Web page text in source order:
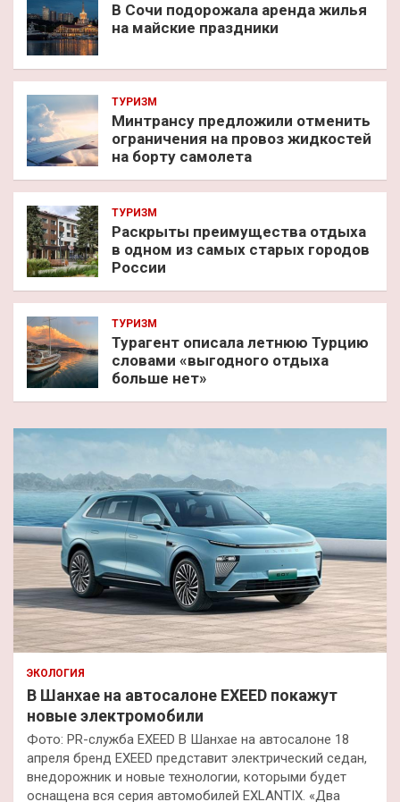
В Сочи подорожала аренда жилья
на майские праздники
ТУРИЗМ
Минтрансу предложили отменить
ограничения на провоз жидкостей
на борту самолета
ТУРИЗМ
Раскрыты преимущества отдыха
в одном из самых старых городов
России
ТУРИЗМ
Турагент описала летнюю Турцию
словами «выгодного отдыха
больше нет»
ЭКОЛОГИЯ
В Шанхае на автосалоне EXEED покажут
новые электромобили
Фото: PR-служба EXEED В Шанхае на автосалоне 18
апреля бренд EXEED представит электрический седан,
внедорожник и новые технологии, которыми будет
оснащена вся серия автомобилей EXLANTIX. «Два